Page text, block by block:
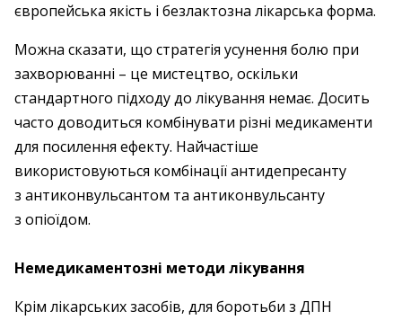
європейська якість і безлактозна лікарська форма.
Можна сказати, що стратегія усунення болю при
захворюванні – це мистецтво, оскільки
стандартного підходу до лікування немає. Досить
часто доводиться комбінувати різні медикаменти
для посилення ефекту. Найчастіше
використовуються комбінації антидепресанту
з антиконвульсантом та антиконвульсанту
з опіоїдом.
Немедикаментозні методи лікування
Крім лікарських засобів, для боротьби з ДПН